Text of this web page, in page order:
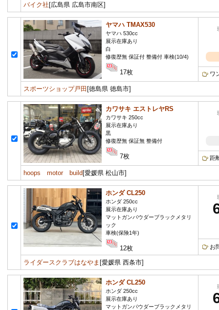
バイク社 [広島県 広島市南区]
ヤマハ TMAX530
ヤマハ 530cc
展示在庫あり
白
修復歴無 保証付 整備付 車検(10/4)
17枚 ワ
スポーツショップ戸田 [徳島県 徳島市]
カワサキ エストレヤRS
カワサキ 250cc
展示在庫あり
黒
修復歴無 保証無 整備付
7枚 距
hoops motor build [愛媛県 松山市]
ホンダ CL250
ホンダ 250cc
展示在庫あり
マットガンパウダーブラックメタリ
ック
車検(保険1年)
12枚 お
ライダースクラブはなやま [愛媛県 西条市]
ホンダ CL250
ホンダ 250cc
展示在庫あり
マットガンパウダーブラックメタリ